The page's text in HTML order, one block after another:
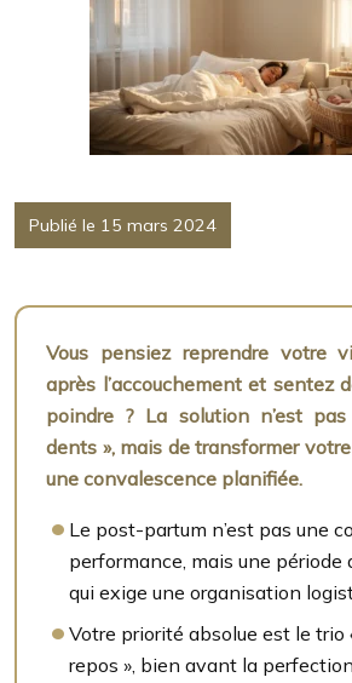
Publié le 15 mars 2024
Vous pensiez reprendre votre
après l’accouchement et sentez
poindre ? La solution n’est
dents », mais de transformer
une convalescence planifiée.
Le post-partum n’est pas une
performance, mais une période
qui exige une organisation
Votre priorité absolue est le
repos », bien avant la